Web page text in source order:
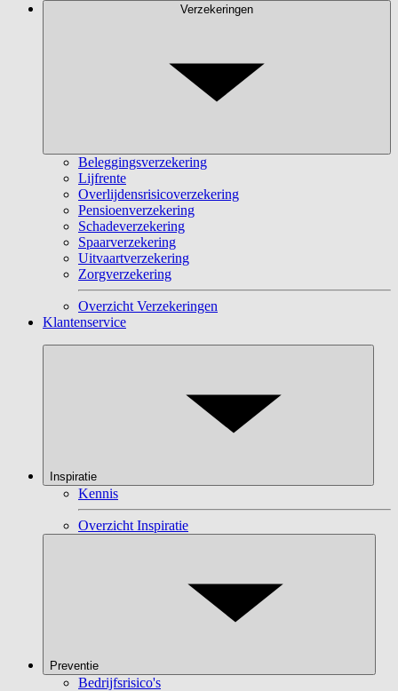
Verzekeringen
Beleggingsverzekering
Lijfrente
Overlijdensrisicoverzekering
Pensioenverzekering
Schadeverzekering
Spaarverzekering
Uitvaartverzekering
Zorgverzekering
Overzicht Verzekeringen
Klantenservice
Inspiratie
Kennis
Overzicht Inspiratie
Preventie
Bedrijfsrisico's